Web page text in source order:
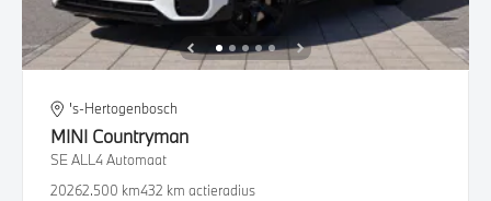
's-Hertogenbosch
MINI Countryman
SE ALL4 Automaat
20262.500 km432 km actieradius